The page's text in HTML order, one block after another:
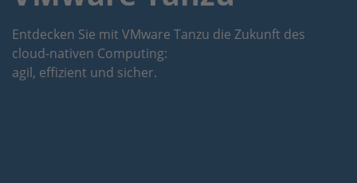
Entdecken Sie mit VMware Tanzu die Zukunft des
cloud-nativen Computing:
agil, effizient und sicher.